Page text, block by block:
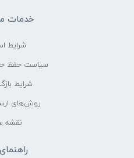
خدمات
شرایط
سیاست حفظ
شرایط
روش‌های
نقشه